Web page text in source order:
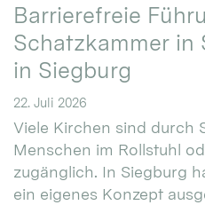
Barrierefreie
Schatzkammer in
in Siegburg
22. Juli 2026
Viele Kirchen sind durch
Menschen im Rollstuhl
zugänglich. In Siegburg
ein eigenes Konzept